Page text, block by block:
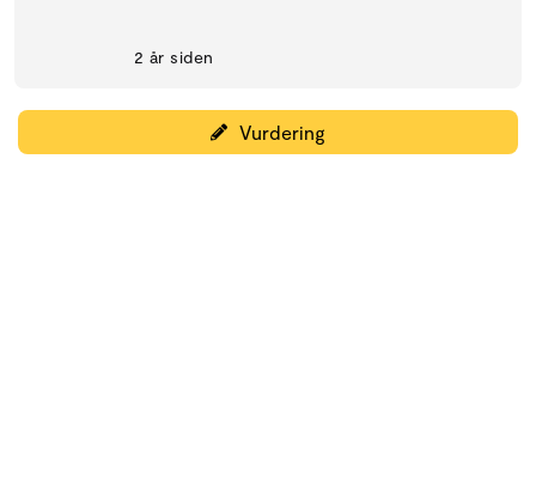
2 år siden
Vurdering